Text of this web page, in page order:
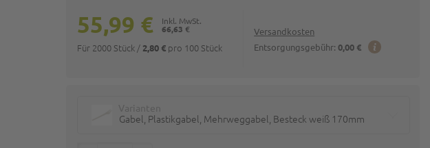
Versandkosten
Entsorgungsgebühr: 0,00 €
66,63 €
55,99 €
Für 2000 Stück / 2,80 € pro 100 Stück
Gabel, Plastikgabel, Mehrweggabel, Besteck weiß 170mm